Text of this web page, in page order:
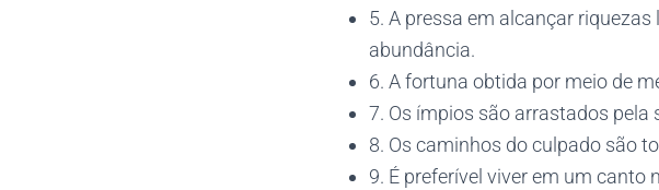
5. A pressa em alcançar
abundância.
6. A fortuna obtida por meio de
7. Os ímpios são arrastados
8. Os caminhos do culpado são
9. É preferível viver em um